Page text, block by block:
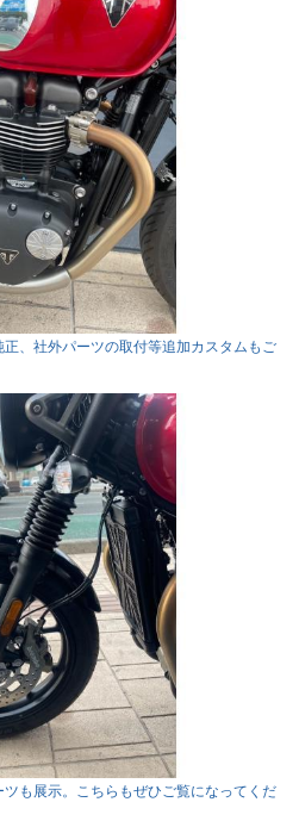
、社外パーツの取付等追加カスタムもご
も展示。こちらもぜひご覧になってくだ